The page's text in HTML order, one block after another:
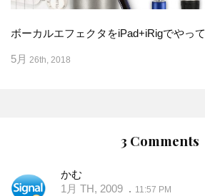
ボーカルエフェクタをiPad+iRigでやっ
5月 26th, 2018
3 Comments
かむ
1月 TH, 2009
11:57 PM